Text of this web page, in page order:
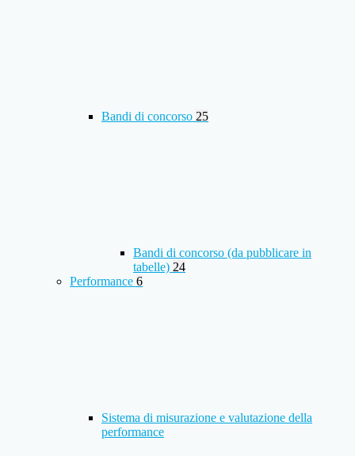
Bandi di concorso 25
Bandi di concorso (da pubblicare in
tabelle) 24
Performance 6
Sistema di misurazione e valutazione della
performance